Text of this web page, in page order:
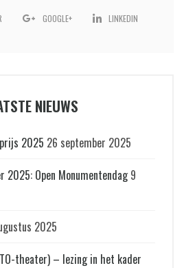
GOOGLE+ LINKEDIN
NIEUWS
2025 26 september 2025
2025: Open Monumentendag 9
2025
theater) – lezing in het kader